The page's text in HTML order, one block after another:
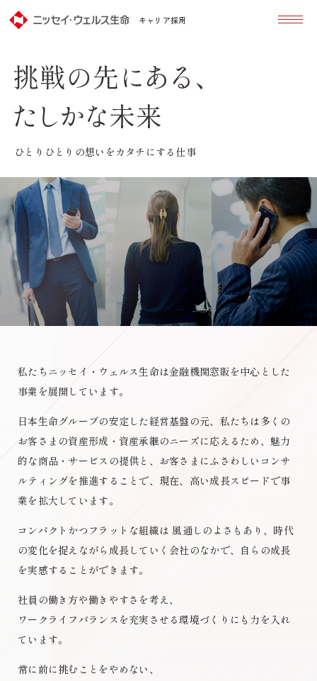
キャリア採用
挑戦の先にある、たしかな未来
ひとりひとりの想いをカタチにする仕事
私たちニッセイ・ウェルス生命は金融機関窓販を中心とした
事業を展開しています。
日本生命グループの安定した経営基盤の元、 私たちは多くの
お客さまの資産形成・資産承継のニーズに応えるため、 魅力
的な商品・サービスの提供と、 お客さまにふさわしいコンサ
ルティングを推進することで、 現在、高い成長スピードで事
業を拡大しています。
コンパクトかつフラットな組織は 風通しのよさもあり、 時代
の変化を捉えながら成長していく会社のなかで、 自らの成長
を実感することができます。
社員の働き方や働きやすさを考え、
ワークライフバランスを充実させる環境づくりにも力を入れ
ています。
常に前に挑むことをやめない、